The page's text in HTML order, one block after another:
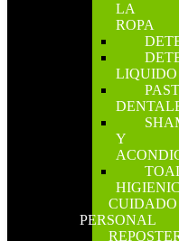
LA
ROPA
LIQUIDO
Y
CUIDADO
PERSONAL